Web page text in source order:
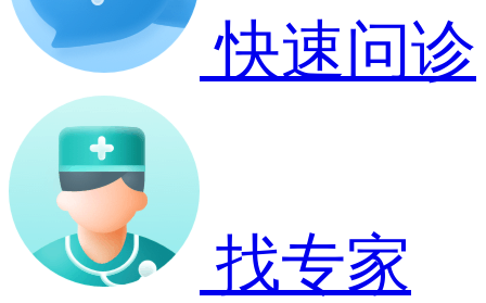
快速问诊
找专家